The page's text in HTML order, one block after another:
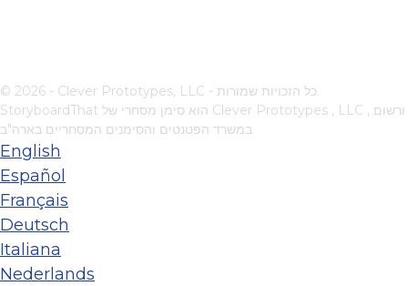
© 2026 - Clever Prototypes, LLC - כל הזכויות שמורות.
Clever Prototypes , LLC , ורשום
במשרד הפטנטים והסימנים המסחריים בארה"ב
English
Español
Français
Deutsch
Italiana
Nederlands